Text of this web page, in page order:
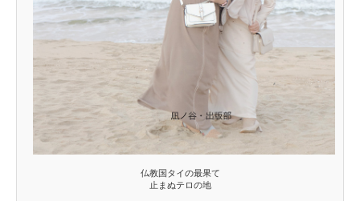
仏教国タイの最果て
止まぬテロの地